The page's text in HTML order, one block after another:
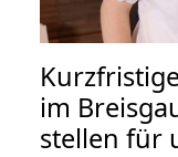
im
stellen für